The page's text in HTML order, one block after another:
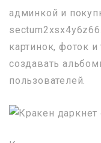
админкой и
картинок, фоток
создавать
пользователей.